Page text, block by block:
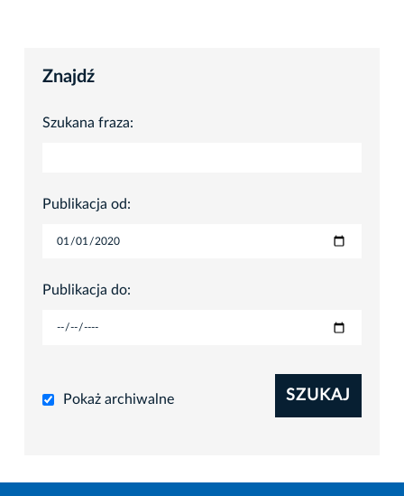
Znajdź
Szukana fraza:
Publikacja od:
Publikacja do:
Pokaż archiwalne SZUKAJ